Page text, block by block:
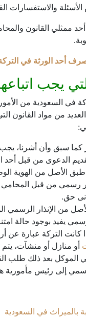
والاستفسارات
القانون
أحد الورثة في
يجب
في السعودية من الأمور
من مواد القانون
كما سبق وأن أشرنا، يجب
الدعوى من قبل أحد
الأصل من الهوية
رسمي من قبل
حق.
من الإنذار الرسمي
يفيد بوجود حالة
كانت التركة عبارة عن
أو منازل أو منشآت، يتم
الموكل بعد ذلك طلب
إلى رئيس مأمورية
بالميراث في السعودية